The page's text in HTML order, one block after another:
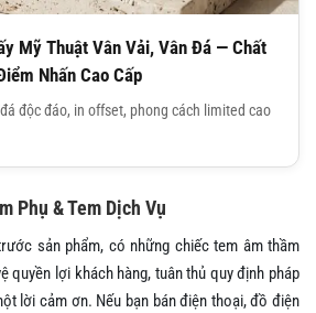
Mỹ Thuật Vân Vải, Vân Đá — Chất
Nhấn Cao Cấp
độc đáo, in offset, phong cách limited cao
Phụ & Tem Dịch Vụ
sản phẩm, có những chiếc tem âm thầm
quyền lợi khách hàng, tuân thủ quy định pháp
lời cảm ơn. Nếu bạn bán điện thoại, đồ điện